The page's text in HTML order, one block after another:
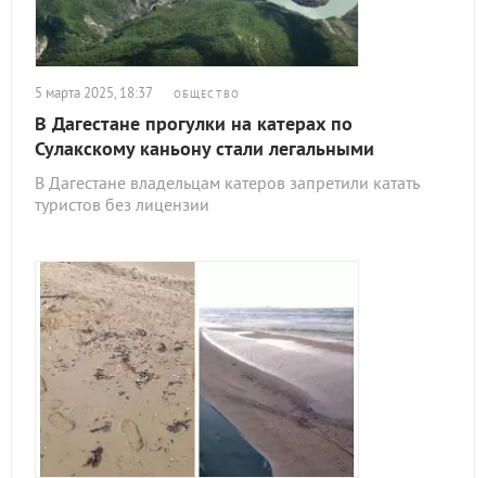
5 марта 2025, 18:37 ОБЩЕСТВО
В Дагестане прогулки на катерах по
Сулакскому каньону стали легальными
В Дагестане владельцам катеров запретили катать
туристов без лицензии